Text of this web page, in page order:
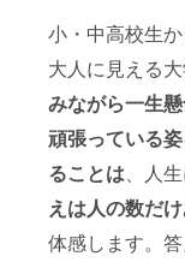
小・中高校生か
大人に見える
みながら一生
頑張っている
ることは、人
えは人の数だ
体感します。